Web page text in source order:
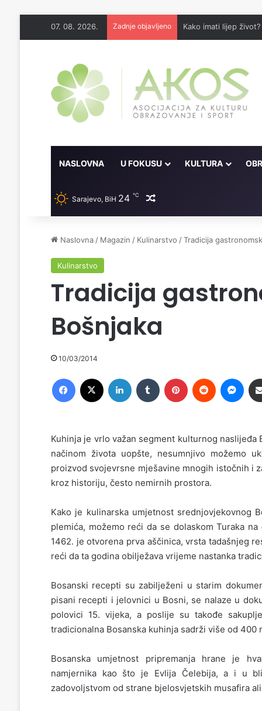
07. 08. 2026. Zadnje objavljeno Kako imati lijep život?
NASLOVNA U FOKUSU KULTURA
Sarajevo, BiH 24 ℃ Random članak
Naslovna / Magazin / Kulinarstvo /Tradicija
Kulinarstvo
Tradicija
Bošnjaka
10/03/2014
Kuhinja je vrlo važan segment kulturnog
načinom života uopšte, nesumnjivo možemo
proizvod svojevrsne mješavine mnogih istočnih i
kroz historiju, često nemirnih prostora.
Kako je kulinarska umjetnost srednjovjekovnog
plemića, možemo reći da se dolaskom Turaka
1462. je otvorena prva aščinica, vrsta tadašnjeg
reći da ta godina obilježava vrijeme nastanka
Bosanski recepti su zabilježeni u starim
pisani recepti i jelovnici u Bosni, se nalaze u
polovici 15. vijeka, a poslije su takođe
tradicionalna Bosanska kuhinja sadrži više od
Bosanska umjetnost pripremanja hrane je
namjernika kao što je Evlija Čelebija, a i u
zadovoljstvom od strane bjelosvjetskih musafira